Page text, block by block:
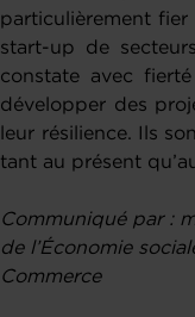
particulièrement fier
start-up de
constate avec
développer des
leur résilience. Ils
tant au présent
Communiqué par :
de l’Économie
Commerce